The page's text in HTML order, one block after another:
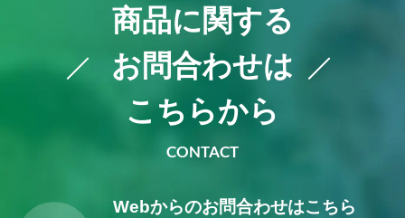
商品に関する
お問合わせは
こちらから
CONTACT
Webからのお問合わせはこちら